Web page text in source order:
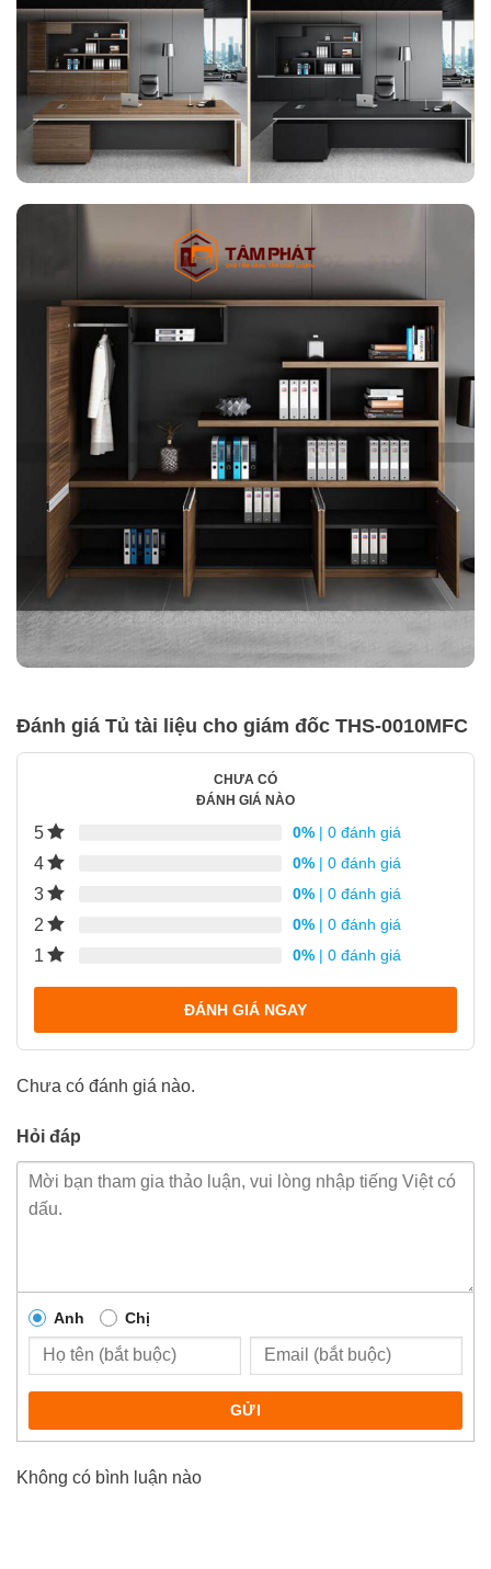
Đánh giá Tủ tài liệu cho giám đốc THS-0010MFC
CHƯA CÓ
ĐÁNH GIÁ NÀO
5 0% | 0 đánh giá
4 0% | 0 đánh giá
3 0% | 0 đánh giá
2 0% | 0 đánh giá
1 0% | 0 đánh giá
ĐÁNH GIÁ NGAY
Chưa có đánh giá nào.
Hỏi đáp
Anh Chị
GỬI
Không có bình luận nào